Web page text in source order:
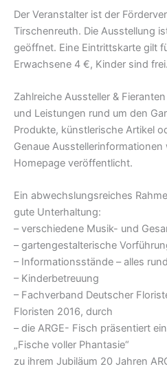
Der Veranstalter ist der
Tirschenreuth. Die Ausstellung
geöffnet. Eine Eintrittskarte gilt
Erwachsene 4 €, Kinder sind frei.
Zahlreiche Aussteller &
und Leistungen rund um den
Produkte, künstlerische Artikel
Genaue
Homepage veröffentlicht.
Ein abwechslungsreiches
gute Unterhaltung:
– verschiedene Musik- und
– gartengestalterische
– Informationsstände – alles
– Kinderbetreuung
– Fachverband Deutscher
Floristen 2016, durch
– die ARGE- Fisch präsentiert
„Fische voller Phantasie“
zu ihrem Jubiläum 20 Jahren